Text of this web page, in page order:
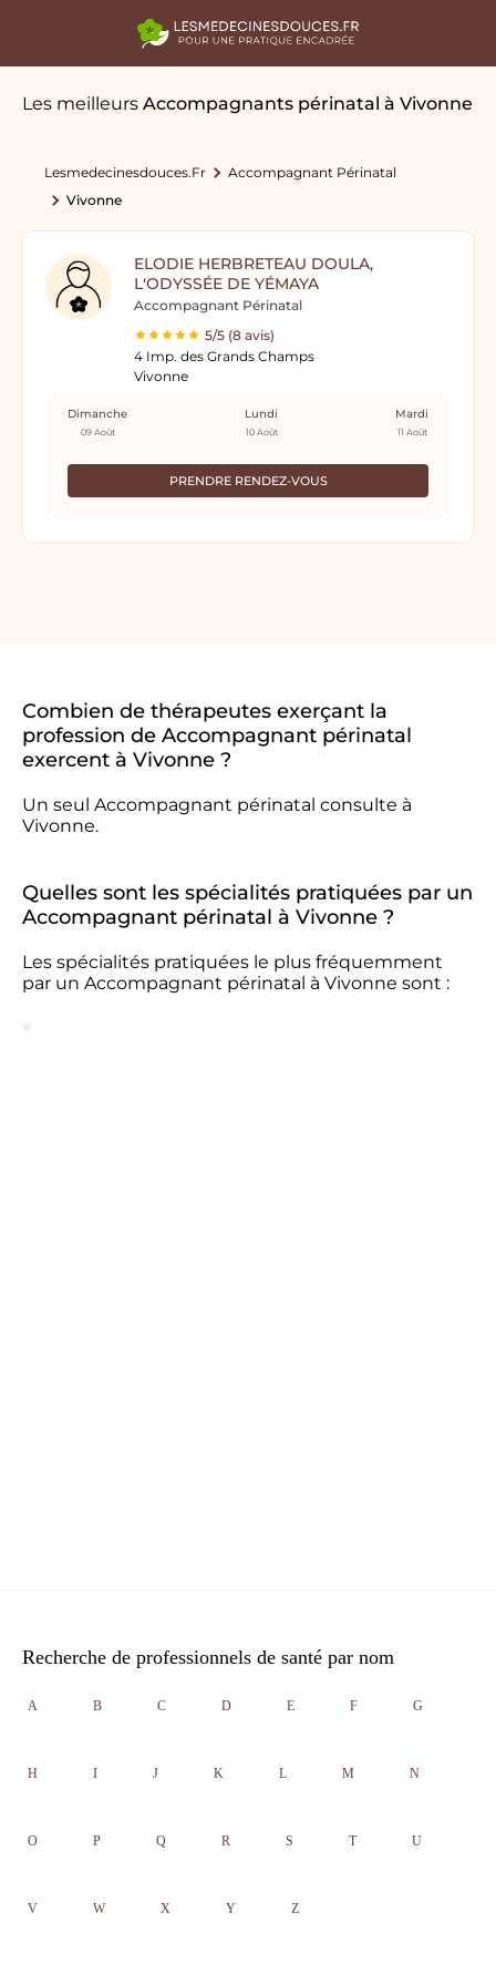
Les meilleurs Accompagnants périnatal à Vivonne
Lesmedecinesdouces.fr
Accompagnant Périnatal
Vivonne
ELODIE HERBRETEAU DOULA,
L'ODYSSÉE DE YÉMAYA
Accompagnant Périnatal
5/5 (8 avis)
4 Imp. des Grands Champs
Vivonne
PRENDRE RENDEZ-VOUS
Dimanche
09 Août
Lundi
10 Août
Mardi
11 Août
Combien de thérapeutes exerçant la
profession de Accompagnant périnatal
exercent à Vivonne ?
Un seul Accompagnant périnatal consulte à
Vivonne.
Quelles sont les spécialités pratiquées par un
Accompagnant périnatal à Vivonne ?
Les spécialités pratiquées le plus fréquemment
par un Accompagnant périnatal à Vivonne sont :
Recherche de professionnels de santé par nom
A B C D E F G
H I J K L M N
O P Q R S T U
V W X Y Z